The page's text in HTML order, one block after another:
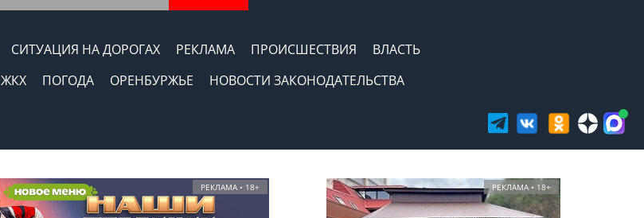
СИТУАЦИЯ НА ДОРОГАХ РЕКЛАМА ПРОИСШЕСТВИЯ
ВЛАСТЬ
ЖКХ ПОГОДА ОРЕНБУРЖЬЕ
НОВОСТИ ЗАКОНОДАТЕЛЬСТВА
РЕКЛАМА • 18+ РЕКЛАМА • 18+